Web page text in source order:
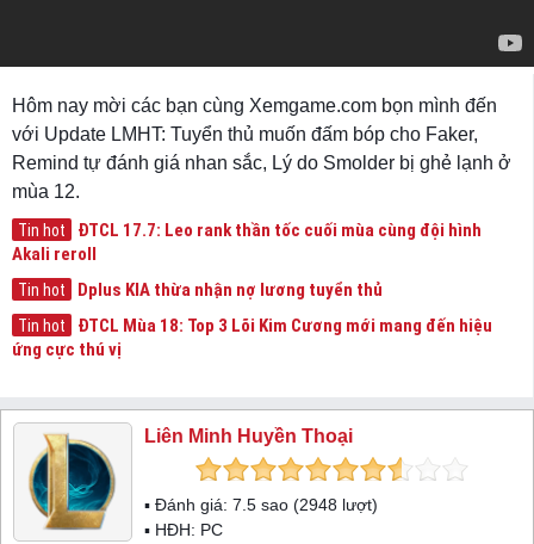
Hôm nay mời các bạn cùng Xemgame.com bọn mình đến
với Update LMHT: Tuyển thủ muốn đấm bóp cho Faker,
Remind tự đánh giá nhan sắc, Lý do Smolder bị ghẻ lạnh ở
mùa 12.
Tin hot
ĐTCL 17.7: Leo rank thần tốc cuối mùa cùng đội hình
Akali reroll
Tin hot Dplus KIA thừa nhận nợ lương tuyển thủ
Tin hot
ĐTCL Mùa 18: Top 3 Lõi Kim Cương mới mang đến hiệu
ứng cực thú vị
Liên Minh Huyền Thoại
▪ Đánh giá: 7.5 sao (2948 lượt)
▪ HĐH: PC